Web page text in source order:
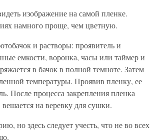
изображение на самой пленке.
намного проще, чем цветную.
и растворы: проявитель и
емкости, воронка, часы или таймер и
в бачок в полной темноте. Затем
температуры. Проявив пленку, ее
После процесса закрепления пленка
на веревку для сушки.
но здесь следует учесть, что не во всех